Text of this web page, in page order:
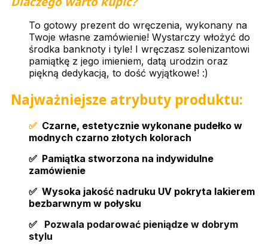
To gotowy prezent do wręczenia, wykonany na
Twoje własne zamówienie! Wystarczy włożyć do
środka banknoty i tyle! I wręczasz solenizantowi
pamiątkę z jego imieniem, datą urodzin oraz
piękną dedykacją, to dość wyjątkowe! :)
Najważniejsze atrybuty produktu:
✅ Czarne, estetycznie wykonane pudełko w
modnych czarno złotych kolorach
✅ Pamiątka stworzona na indywidulne
zamówienie
✅ Wysoka jakość nadruku UV pokryta lakierem
bezbarwnym w połysku
✅
Pozwala podarować pieniądze w dobrym
stylu